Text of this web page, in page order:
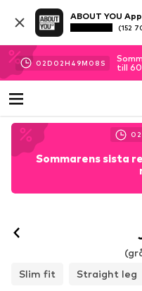
ABOUT YOU App
(152
02D 02H 49M 05 S
till
02
Sommarens sista
Slim fit
Straight leg